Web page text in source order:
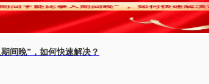
间晚”，如何快速解决？